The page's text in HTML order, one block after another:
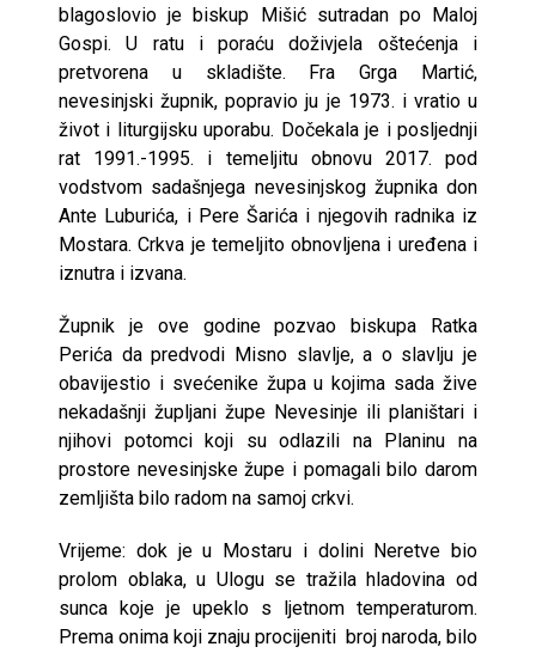
blagoslovio je biskup Mišić sutradan po Maloj
Gospi. U ratu i poraću doživjela oštećenja i
pretvorena u skladište. Fra Grga Martić,
nevesinjski župnik, popravio ju je 1973. i vratio u
život i liturgijsku uporabu. Dočekala je i posljednji
rat 1991.-1995. i temeljitu obnovu 2017. pod
vodstvom sadašnjega nevesinjskog župnika don
Ante Luburića, i Pere Šarića i njegovih radnika iz
Mostara. Crkva je temeljito obnovljena i uređena i
iznutra i izvana.
Župnik je ove godine pozvao biskupa Ratka
Perića da predvodi Misno slavlje, a o slavlju je
obavijestio i svećenike župa u kojima sada žive
nekadašnji župljani župe Nevesinje ili planištari i
njihovi potomci koji su odlazili na Planinu na
prostore nevesinjske župe i pomagali bilo darom
zemljišta bilo radom na samoj crkvi.
Vrijeme: dok je u Mostaru i dolini Neretve bio
prolom oblaka, u Ulogu se tražila hladovina od
sunca koje je upeklo s ljetnom temperaturom.
Prema onima koji znaju procijeniti broj naroda, bilo